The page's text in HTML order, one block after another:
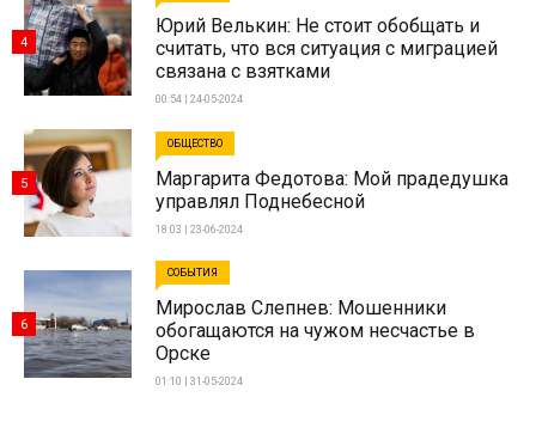
Юрий Велькин: Не стоит обобщать и
считать, что вся ситуация с миграцией
связана с взятками
00:54 | 24-05-2024
4
ОБЩЕСТВО
Маргарита Федотова: Мой прадедушка
управлял Поднебесной
18:03 | 23-06-2024
5
СОБЫТИЯ
Мирослав Слепнев: Мошенники
обогащаются на чужом несчастье в
Орске
01:10 | 31-05-2024
6